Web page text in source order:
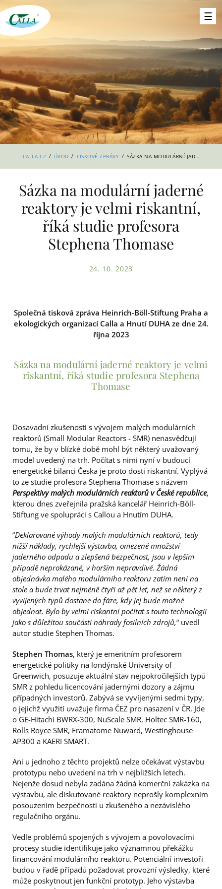
CALLA.CZ / ÚVOD / TISKOVÉ ZPRÁVY / SÁZKA NA MODULÁRNÍ JADERNÉ REAKTORY JE VELMI RISKANTNÍ, ŘÍKÁ STUDIE PROFESORA STEPHENA THOMASE
Sázka na modulární jaderné
reaktory je velmi riskantní,
říká studie profesora
Stephena Thomase
24. 10. 2023
Společná tisková zpráva Heinrich-Böll-Stiftung Praha a
ekologických organizací Calla a Hnutí DUHA ze dne 24.
října 2023
Sázka na modulární jaderné reaktory je velmi
riskantní, říká studie profesora Stephena
Thomase
Dosavadní zkušenosti s vývojem malých modulárních
reaktorů (Small Modular Reactors - SMR) nenasvědčují
tomu, že by v blízké době mohl být některý uvažovaný
model uvedený na trh. Počítat s nimi nyní v budoucí
energetické bilanci Česka je proto dosti riskantní. Vyplývá
to ze studie profesora Stephena Thomase s názvem
Perspektivy malých modulárních reaktorů v České republice,
kterou dnes zveřejnila pražská kancelář Heinrich-Böll-
Stiftung ve spolupráci s Callou a Hnutím DUHA.
“Deklarované výhody malých modulárních reaktorů, tedy
nižší náklady, rychlejší výstavba, omezené množství
jaderného odpadu a zlepšená bezpečnost, jsou v lepším
případě neprokázané, v horším nepravdivé. Žádná
objednávka malého modulárního reaktoru zatím není na
stole a bude trvat nejméně čtyři až pět let, než se některý z
vyvíjených typů dostane do fáze, kdy jej bude možné
objednat. Bylo by velmi riskantní počítat s touto technologií
jako s důležitou součástí náhrady fosilních zdrojů,“ uvedl
autor studie Stephen Thomas.
Stephen Thomas, který je emeritním profesorem
energetické politiky na londýnské University of
Greenwich, posuzuje aktuální stav nejpokročilejších typů
SMR z pohledu licencování jadernými dozory a zájmu
případných investorů. Zabývá se vyvíjenými sedmi typy,
o jejichž využití uvažuje firma ČEZ pro nasazení v ČR. Jde
o GE-Hitachi BWRX-300, NuScale SMR, Holtec SMR-160,
Rolls Royce SMR, Framatome Nuward, Westinghouse
AP300 a KAERI SMART.
Ani u jednoho z těchto projektů nelze očekávat výstavbu
prototypu nebo uvedení na trh v nejbližších letech.
Nejenže dosud nebyla zadána žádná komerční zakázka na
výstavbu, ale diskutované reaktory neprošly komplexním
posouzením bezpečnosti u zkušeného a nezávislého
regulačního orgánu.
Vedle problémů spojených s vývojem a povolovacími
procesy studie identifikuje jako významnou překážku
financování modulárního reaktoru. Potenciální investoři
budou v řadě případů požadovat provozní výsledky, které
může poskytnout jen funkční prototyp. Jeho výstavba